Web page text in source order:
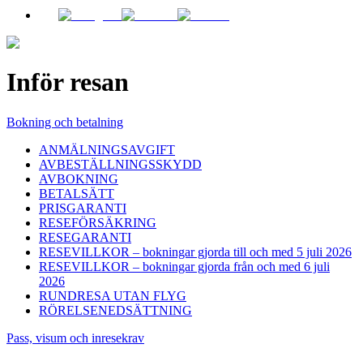
Inför resan
Bokning och betalning
ANMÄLNINGSAVGIFT
AVBESTÄLLNINGSSKYDD
AVBOKNING
BETALSÄTT
PRISGARANTI
RESEFÖRSÄKRING
RESEGARANTI
RESEVILLKOR – bokningar gjorda till och med 5 juli 2026
RESEVILLKOR – bokningar gjorda från och med 6 juli
2026
RUNDRESA UTAN FLYG
RÖRELSENEDSÄTTNING
Pass, visum och inresekrav